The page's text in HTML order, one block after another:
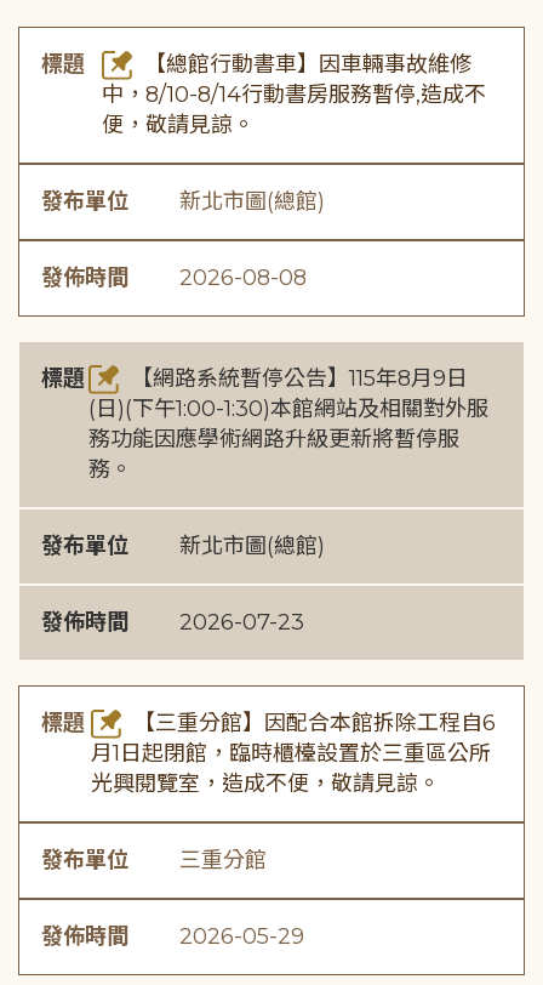
標題
【總館行動書車】因車輛事故維修
中，8/10-8/14行動書房服務暫停,造成不
便，敬請見諒。
發布單位 新北市圖(總館)
發佈時間 2026-08-08
標題
【網路系統暫停公告】115年8月9日
(日)(下午1:00-1:30)本館網站及相關對外服
務功能因應學術網路升級更新將暫停服
務。
發布單位 新北市圖(總館)
發佈時間 2026-07-23
標題
【三重分館】因配合本館拆除工程自6
月1日起閉館，臨時櫃檯設置於三重區公所
光興閱覽室，造成不便，敬請見諒。
發布單位 三重分館
發佈時間 2026-05-29